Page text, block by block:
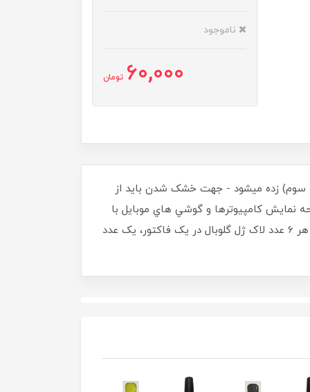
ناموجود
60,000 تومان
سوم) زده ميشود - جهت خشک شدن بايد از
است، و صفحه نمايش کامپيوترها و گوشي هاي موبايل با
هم متفاوت ميباشد، ممکن است توناژ رنگ لاک ژل ارسالي با رنگي که در تصوير ميبينيد کمي متفاوت باشد - ((با خريد هر 6 عدد لاک ژل گلوبال در يک فاکتور، يک عدد